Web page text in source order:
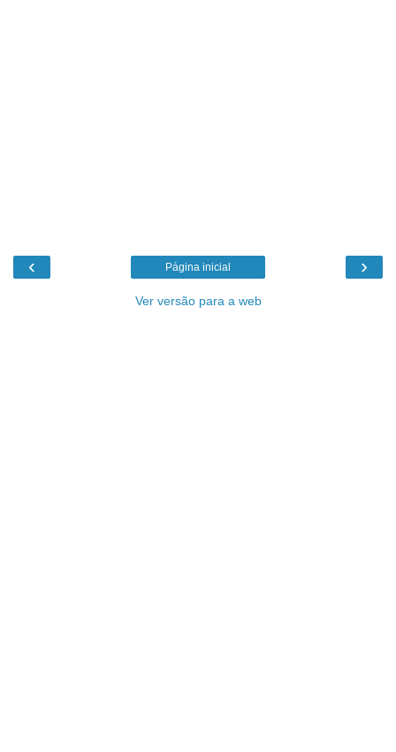
‹ ›
Página inicial
Ver versão para a web